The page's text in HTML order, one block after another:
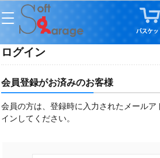
ログイン
会員登録がお済みのお客様
会員の方は、登録時に入力されたメール
インしてください。